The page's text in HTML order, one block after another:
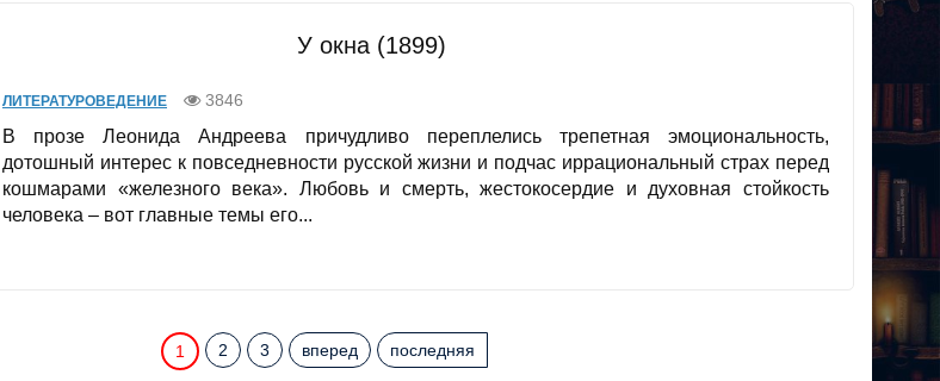
У окна (1899)
ЛИТЕРАТУРОВЕДЕНИЕ 3846
В прозе Леонида Андреева причудливо переплелись трепетная эмоциональность,
дотошный интерес к повседневности русской жизни и подчас иррациональный страх перед
кошмарами «железного века». Любовь и смерть, жестокосердие и духовная стойкость
человека – вот главные темы его...
1 2 3 вперед последняя